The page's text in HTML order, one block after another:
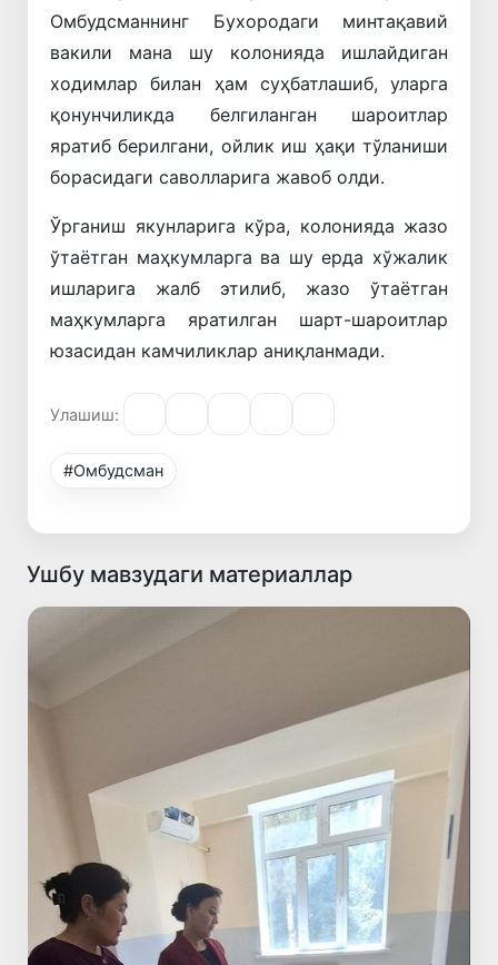
Омбудсманнинг Бухородаги минтақавий
вакили мана шу колонияда ишлайдиган
ходимлар билан ҳам суҳбатлашиб, уларга
қонунчиликда белгиланган шароитлар
яратиб берилгани, ойлик иш ҳақи тўланиши
борасидаги саволларига жавоб олди.
Ўрганиш якунларига кўра, колонияда жазо
ўтаётган маҳкумларга ва шу ерда хўжалик
ишларига жалб этилиб, жазо ўтаётган
маҳкумларга яратилган шарт-шароитлар
юзасидан камчиликлар аниқланмади.
Улашиш:
#Омбудсман
Ушбу мавзудаги материаллар